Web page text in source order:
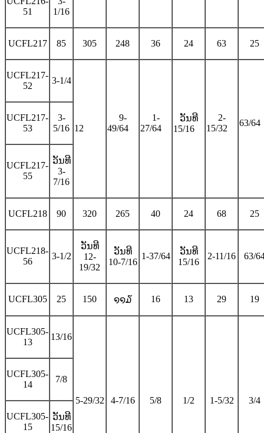
51
1/16
UCFL217 85 305 248 36 24 63 25
UCFL217-
52
3-1/4
12
9-
49/64
1-
27/64
ວັນທີ
15/16
2-
15/32
63/64
UCFL217-
53
3-
5/16
UCFL217-
55
ວັນທີ
3-
7/16
UCFL218 90 320 265 40 24 68 25
UCFL218-
56
3-1/2
ວັນທີ
12-
19/32
ວັນທີ
10-7/16
1-37/64
ວັນທີ
15/16
2-11/16 63/
UCFL305 25 150 ໑໑໓ 16 13 29 19
UCFL305-
13
13/16
5-29/32 4-7/16 5/8 1/2 1-5/32 3/4
UCFL305-
14
7/8
UCFL305-
15
ວັນທີ
15/16